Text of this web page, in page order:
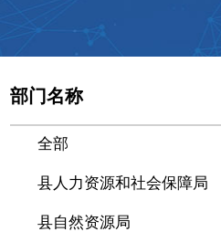
部门名称
全部
县人力资源和社会保障局
县自然资源局